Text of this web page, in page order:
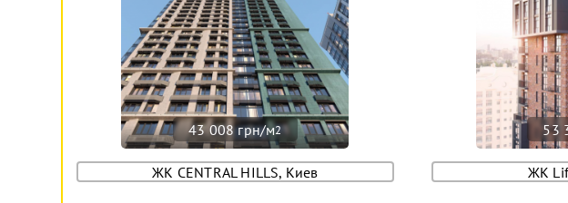
43 008 грн/м2
ЖК CENTRAL HILLS, Киев
53
ЖК